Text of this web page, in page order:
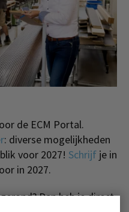
de ECM Portal.
: diverse mogelijkheden
voor 2027! Schrijf je in
in 2027.
Dan heb je direct